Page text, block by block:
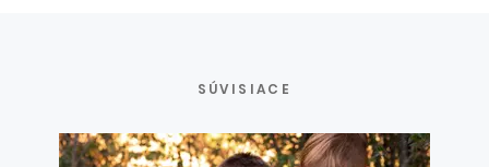
SÚVISIACE